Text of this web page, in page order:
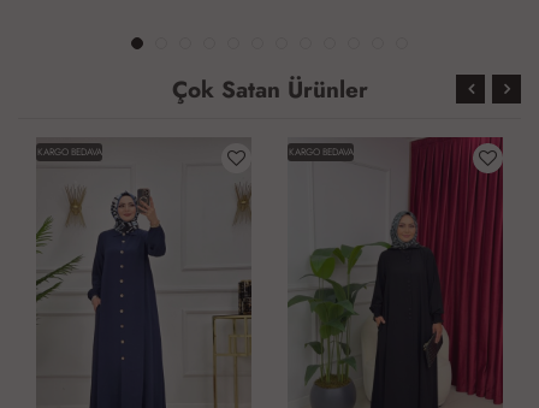
Çok Satan Ürünler
KARGO BEDAVA KARGO BEDAVA